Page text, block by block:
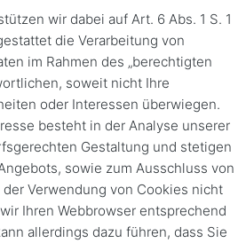
wir dabei auf Art. 6 Abs. 1 S. 1
die Verarbeitung von
im Rahmen des „berechtigten
soweit nicht Ihre
oder Interessen überwiegen.
besteht in der Analyse unserer
Gestaltung und stetigen
sowie zum Ausschluss von
Verwendung von Cookies nicht
Ihren Webbrowser entsprechend
allerdings dazu führen, dass Sie